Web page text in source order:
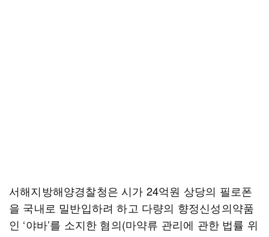
서해지방해양경찰청은 시가 24억원 상당의 필로폰
을 국내로 밀반입하려 하고 다량의 향정신성의약품
인 ‘야바’를 소지한 혐의(마약류 관리에 관한 법률 위